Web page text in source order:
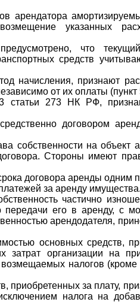
арендатора
указанных
что
средств
начисления, признают
от их оплаты
статьи 273 НК РФ,
договором
собственности на объект
Стороны имеют
договора аренды одним
за аренду имущества.
частично
его в аренду, с
арендодателя,
основных средств,
организации на
налогов
за плату,
налога на